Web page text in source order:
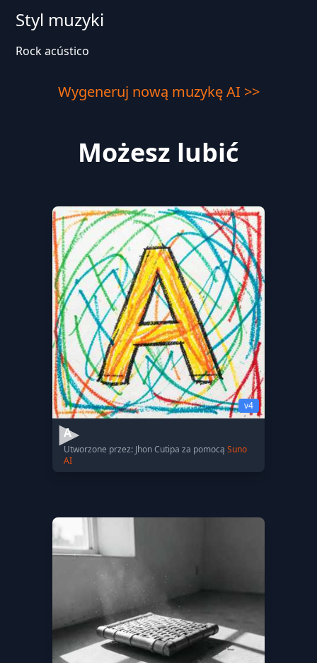
Styl muzyki
Rock acústico
Wygeneruj nową muzykę AI >>
Możesz lubić
v4
A
Utworzone przez: Jhon Cutipa za pomocą Suno
AI